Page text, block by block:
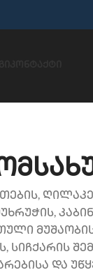
სიჩქარის
და